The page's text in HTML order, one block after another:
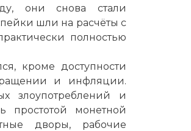
они снова стали
шли на расчёты с
полностью
кроме доступности
и инфляции.
злоупотреблений и
простотой монетной
дворы, рабочие